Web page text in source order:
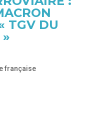
TGV DU
française